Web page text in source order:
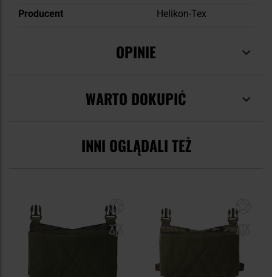
Producent
Helikon-Tex
OPINIE
WARTO DOKUPIĆ
INNI OGLĄDALI TEŻ